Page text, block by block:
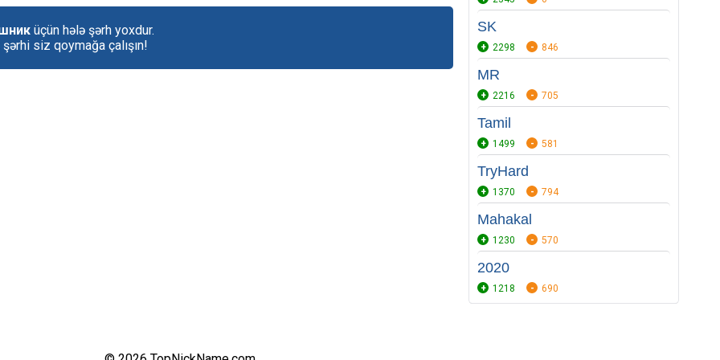
üçün hələ şərh yoxdur.
şərhi siz qoymağa çalışın!
SK
2298 846
MR
2216 705
Tamil
1499 581
TryHard
1370 794
Mahakal
1230 570
2020
1218 690